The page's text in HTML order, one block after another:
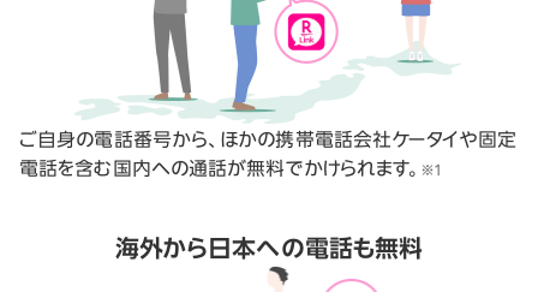
ご自身の電話番号から、ほかの携帯電話会社ケータイや固定
電話を含む国内への通話が無料でかけられます。 ※1
海外から日本への電話も無料